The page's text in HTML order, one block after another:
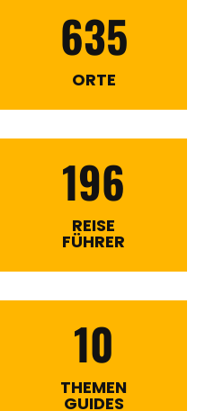
635
ORTE
196
REISE
FÜHRER
10
THEMEN
GUIDES